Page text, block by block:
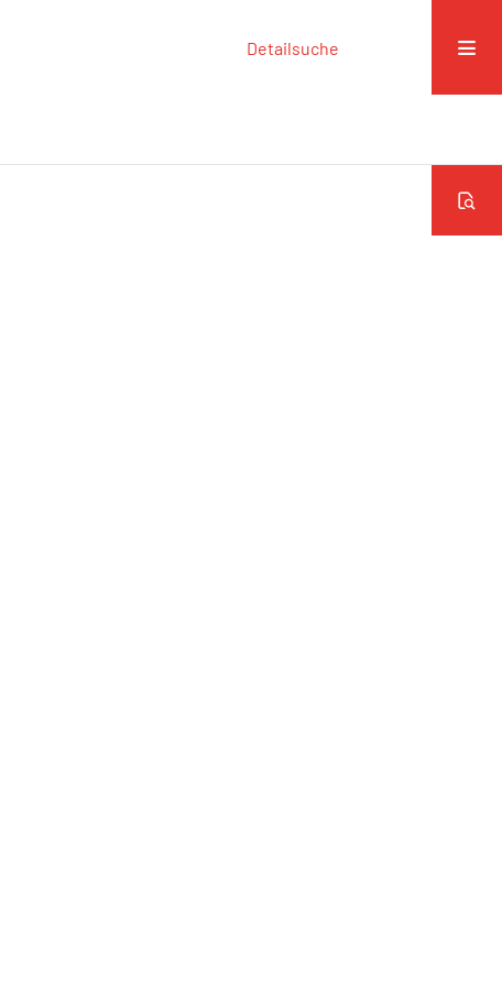
Detailsuche